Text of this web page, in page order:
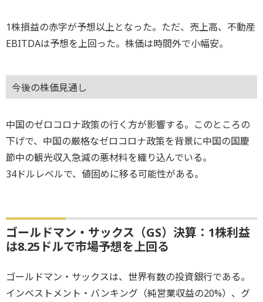
1株損益の赤字が予想以上となった。ただ、売上高、不動産
EBITDAは予想を上回った。株価は時間外で小幅安。
今後の株価見通し
中国のゼロコロナ政策の行く方が影響する。このところの
下げで、中国の厳格なゼロコロナ政策を背景に中国の国慶
節中の観光収入急減の悪材料を織り込んでいる。
34ドルレベルで、値固めに移る可能性がある。
ゴールドマン・サックス（GS）決算：1株利益
は8.25ドルで市場予想を上回る
ゴールドマン・サックスは、世界有数の投資銀行である。
インベストメント・バンキング（純営業収益の20%）、グ